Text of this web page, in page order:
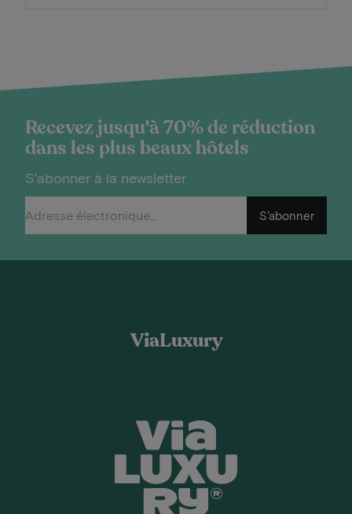
Recevez jusqu'à 70% de réduction
dans les plus beaux hôtels
S'abonner à la newsletter
S'abonner
ViaLuxury